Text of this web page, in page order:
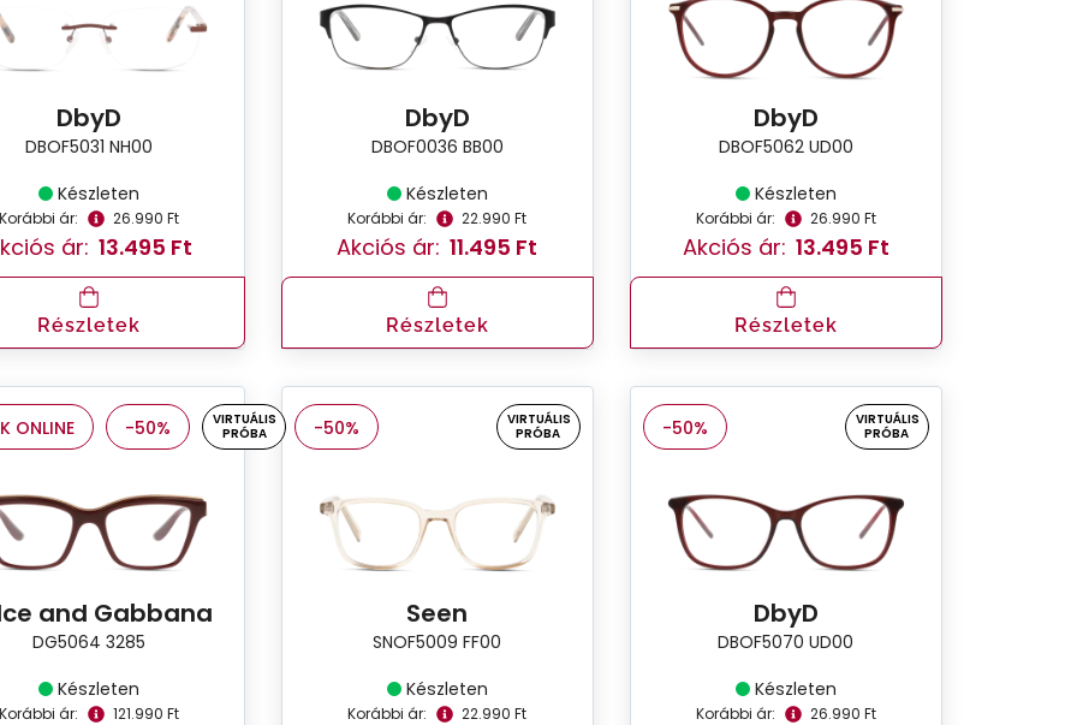
DbyD
DBOF5031 NH00
Készleten
Korábbi ár: 26.990 Ft
ár: 13.495 Ft
Részletek
DbyD
DBOF0036 BB00
Készleten
Korábbi ár: 22.990 Ft
Akciós ár: 11.495 Ft
Részletek
DbyD
DBOF5062 UD00
Készleten
Korábbi ár: 26.990 Ft
Akciós ár: 13.495 Ft
Részletek
ONLINE -50%
VIRTUÁLIS
PRÓBA
and Gabbana
DG5064 3285
Készleten
Korábbi ár: 121.990 Ft
-50%
VIRTUÁLIS
PRÓBA
Seen
SNOF5009 FF00
Készleten
Korábbi ár: 22.990 Ft
-50%
VIRTUÁLIS
PRÓBA
DbyD
DBOF5070 UD00
Készleten
Korábbi ár: 26.990 Ft